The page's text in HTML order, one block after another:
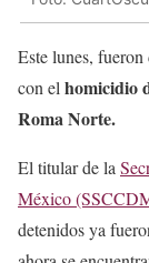
Este lunes, fueron
con el homicidio
Roma Norte.
El titular de la
México
detenidos ya